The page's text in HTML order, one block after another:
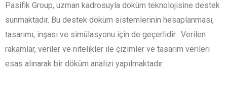
Pasifik Group, uzman kadrosuyla döküm teknolojisine destek
sunmaktadır. Bu destek döküm sistemlerinin hesaplanması,
tasarımı, inşası ve simülasyonu için de geçerlidir. Verilen
rakamlar, veriler ve nitelikler ile çizimler ve tasarım verileri
esas alınarak bir döküm analizi yapılmaktadır.